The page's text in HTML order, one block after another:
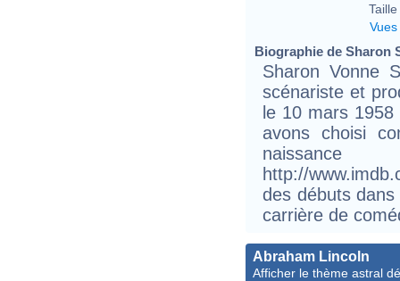
Taille
Vues
Biographie de Sharon
Sharon Vonne
scénariste et
le 10 mars
avons choisi
naissance
http://
des débuts
carrière de
Abraham Lincoln
Afficher le thème astral